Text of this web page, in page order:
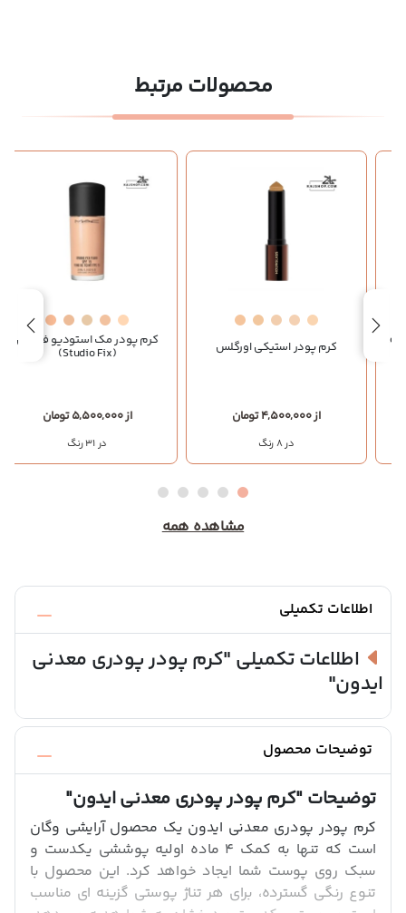
محصولات مرتبط
کرم پودر استیکی اورگلس کرم پودر مک استودیو فیکس
مشاهده همه
اطلاعات تکمیلی
اطلاعات تکمیلی "کرم پودر پودری معدنی
ایدون"
توضیحات محصول
توضیحات"کرم پودر پودری معدنی ایدون"
کرم پودر پودری معدنی ایدون یک محصول آرایشی وگان
است که تنها به کمک 4 ماده اولیه پوششی یکدست و
سبک روی پوست شما ایجاد خواهد کرد. این محصول با
تنوع رنگی گسترده، برای هر تناژ پوستی گزینه ای مناسب